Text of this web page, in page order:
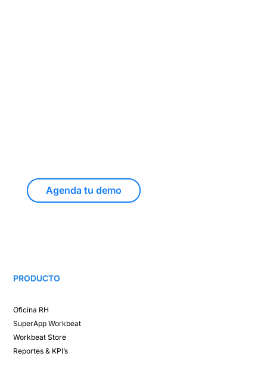
Agenda tu demo
PRODUCTO
Oficina RH​
SuperAppWorkbeat
Workbeat Store​
Reportes & KPI’s​